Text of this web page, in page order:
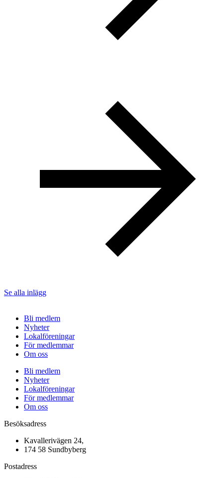
Se alla inlägg
Bli medlem
Nyheter
Lokalföreningar
För medlemmar
Om oss
Bli medlem
Nyheter
Lokalföreningar
För medlemmar
Om oss
Besöksadress
Kavallerivägen 24,
174 58 Sundbyberg
Postadress